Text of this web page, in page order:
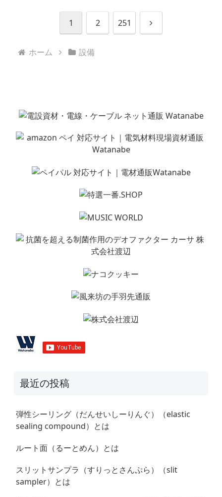
1 2 251
次
ホーム 設備
最近の投稿
弾性シーリング（だんせいしーりんぐ）（elastic
sealing compound）とは
ルート面（るーとめん）とは
スリットサンプラ（すりっとさんぷら）（slit
sampler）とは